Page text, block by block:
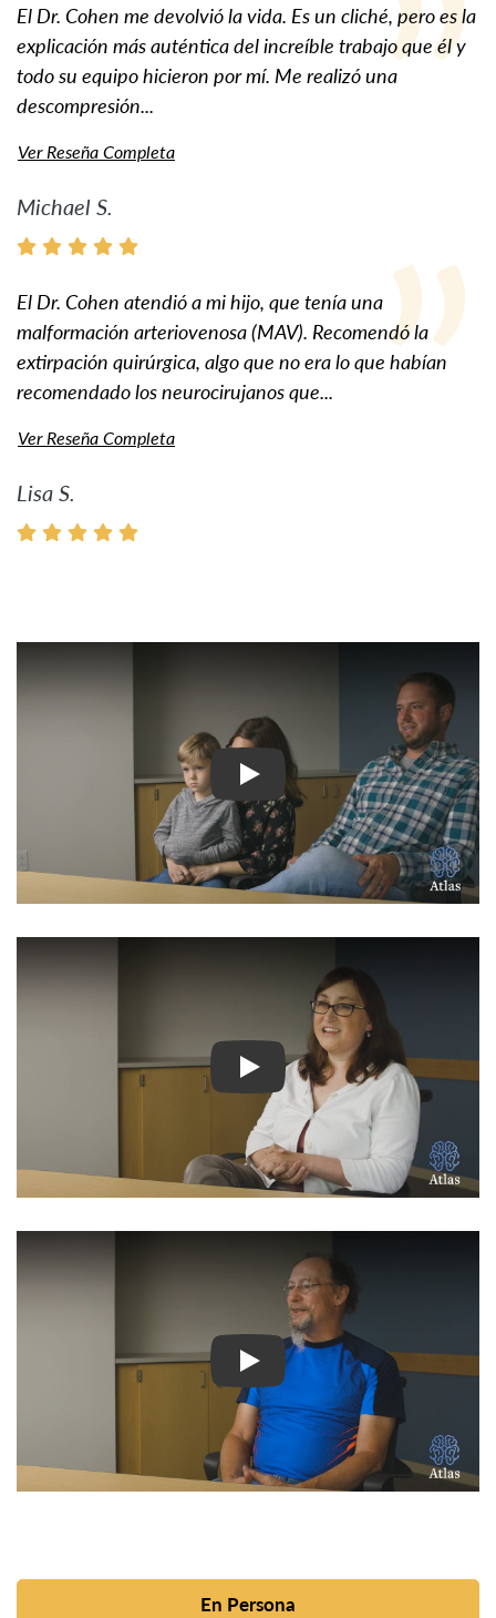
El Dr. Cohen me devolvió la vida. Es un cliché, pero es la
explicación más auténtica del increíble trabajo que él y
todo su equipo hicieron por mí. Me realizó una
descompresión...
Ver Reseña Completa
Michael S.
El Dr. Cohen atendió a mi hijo, que tenía una
malformación arteriovenosa (MAV). Recomendó la
extirpación quirúrgica, algo que no era lo que habían
recomendado los neurocirujanos que...
Ver Reseña Completa
Lisa S.
En Persona